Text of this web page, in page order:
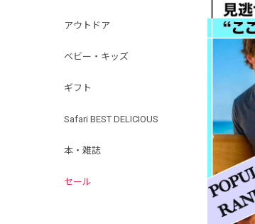
アウトドア
ベビー・キッズ
ギフト
Safari BEST DELICIOUS
本・雑誌
セール